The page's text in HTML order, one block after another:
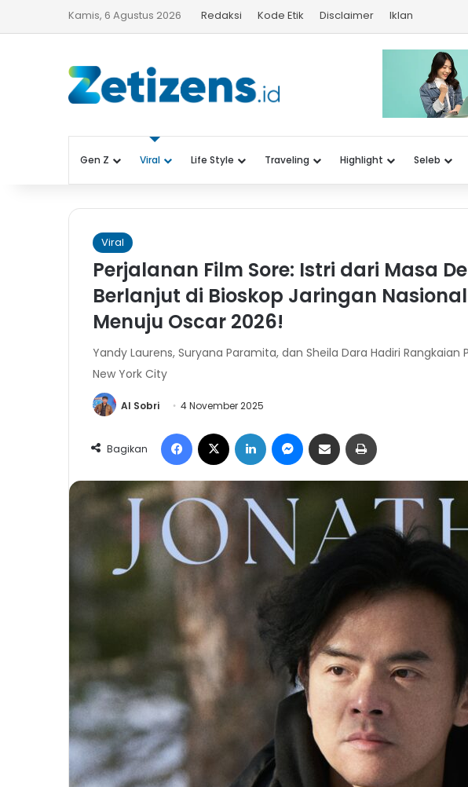
Kamis, 6 Agustus 2026 Redaksi Kode Etik Disclaimer Iklan
Gen Z Viral Life Style Traveling Highlight Seleb
Viral
Perjalanan Film Sore: Istri dari Masa
Berlanjut di Bioskop Jaringan
Menuju Oscar 2026!
Yandy Laurens, Suryana Paramita, dan Sheila Dara Hadiri
New York City
Al Sobri 4 November 2025
Bagikan
Facebook LinkedIn Messenger
Share via Email